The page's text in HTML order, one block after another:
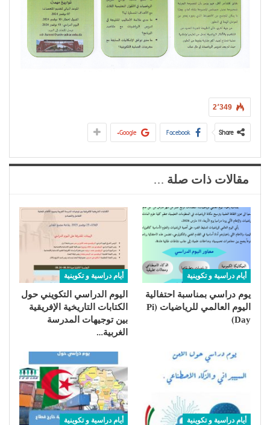
2٬349
Share
Facebook
Google+
مقالات ذات صلة ...
أيام دراسية و تكوينية
يوم دراسي بمناسبة احتفالية
اليوم العالمي للرياضيات (Pi
Day)
أيام دراسية و تكوينية
اليوم الدراسي التكويني حول
الكتابات التاريخية الإفريقية
بين توجيهات المدرسة
الغربية…
أيام دراسية و تكوينية أيام دراسية و تكوينية